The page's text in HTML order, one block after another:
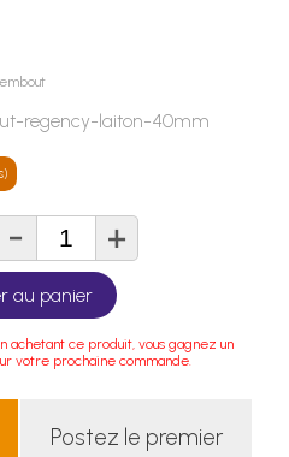
regency-laiton-40mm
- +
au panier
ce produit, vous gagnez un
votre prochaine commande.
Postez le premier